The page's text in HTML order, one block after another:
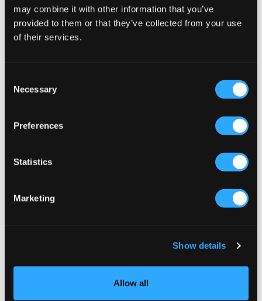
may combine it with other information that you’ve
provided to them or that they’ve collected from your use
of their services.
Selection
Necessary
Preferences
Statistics
Marketing
Show details
Allow all
VERKOOP
Abrand